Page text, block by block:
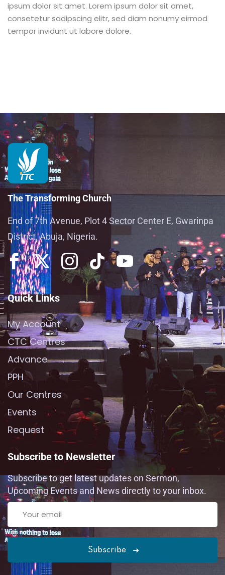
ipsum dolor sit amet. Lorem ipsum dolor sit amet,
consetetur sadipscing elitr, sed diam nonumy eirmod
tempor invidunt ut labore dolore.
The Transforming Church
End of 7th Avenue, Plot 4 Sector Center E, Gwarinpa
District, Abuja, Nigeria.
Quick Links
My Account
CTC Centres
Advance
PPH
Our Centres
Events
Request
Subscribe to Newsletter
Subscribe to get latest updates on Sermon,
Upcoming Events and News directly to your inbox.
Subscribe